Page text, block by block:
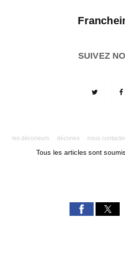
SUIVEZ
les déconeurs déconex nous
Tous les articles sont